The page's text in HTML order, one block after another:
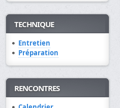
TECHNIQUE
Entretien
Préparation
RENCONTRES